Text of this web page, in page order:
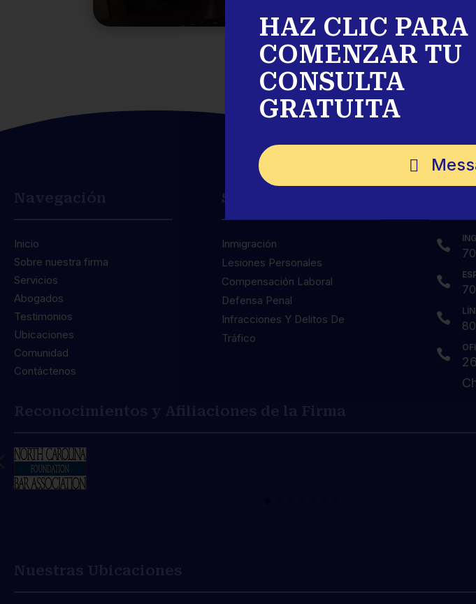
Inicio
Sobre nuestra firma
Servicios
Abogados
Testimonios
Ubicaciones
Comunidad
Contáctenos
Inmigración
Lesiones Personales
Compensación Laboral
Defensa Penal
Infracciones Y Delitos De
Tráfico




HAZ CLIC PARA
COMENZAR TU
CONSULTA
GRATUITA